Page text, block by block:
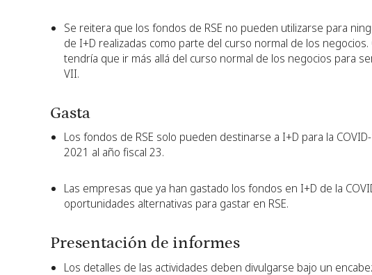
Se reitera que los fondos de RSE no pueden utilizarse para
de I+D realizadas como parte del curso normal de los
tendría que ir más allá del curso normal de los negocios para
VII.
Gasta
Los fondos de RSE solo pueden destinarse a I+D para la
2021 al año fiscal 23.
Las empresas que ya han gastado los fondos en I+D de la
oportunidades alternativas para gastar en RSE.
Presentación de informes
Los detalles de las actividades deben divulgarse bajo un